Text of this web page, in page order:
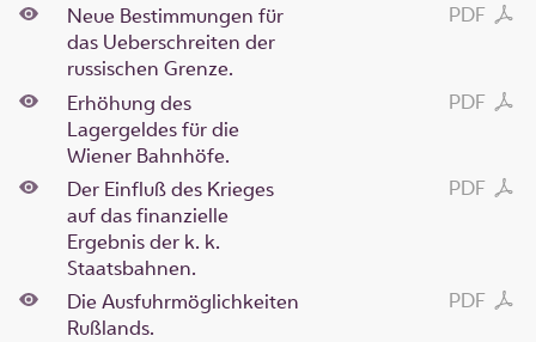
PDF
Neue Bestimmungen für
das Ueberschreiten der
russischen Grenze.
PDF
Erhöhung des
Lagergeldes für die
Wiener Bahnhöfe.
PDF
Der Einfluß des Krieges
auf das finanzielle
Ergebnis der k. k.
Staatsbahnen.
PDF
Die Ausfuhrmöglichkeiten
Rußlands.